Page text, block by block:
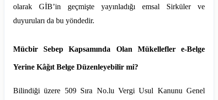
olarak GİB’in geçmişte yayınladığı emsal Sirküler ve
duyuruları da bu yöndedir.
Mücbir Sebep Kapsamında Olan Mükellefler e-Belge
Yerine Kâğıt Belge Düzenleyebilir mi?
Bilindiği üzere 509 Sıra No.lu Vergi Usul Kanunu Genel